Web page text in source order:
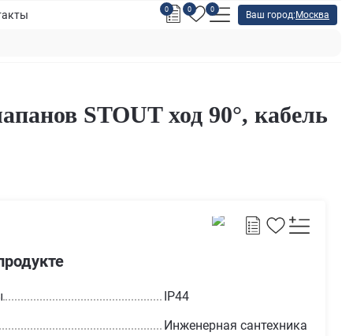
0 0 0
Ваш город: Москва
STOUT ход 90°, кабель
IP44
Инженерная сантехника